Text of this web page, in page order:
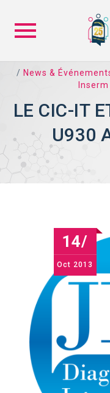
Skip
/ News &
LE CIC-IT
U930
14/
Oct 2013